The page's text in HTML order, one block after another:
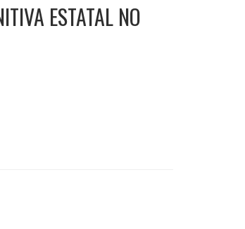
ESTATAL NO